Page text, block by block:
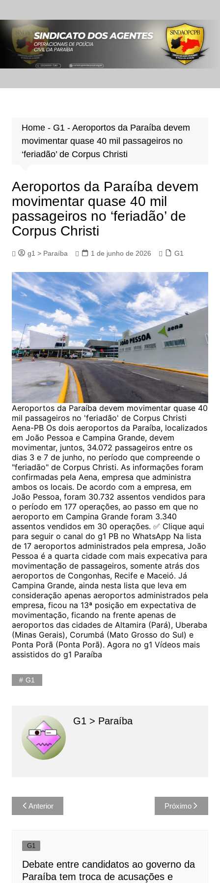
para
conteúdo
Home- G1 - Aeroportos da Paraíba devem
movimentar quase 40 mil passageiros no
‘feriadão’ de Corpus Christi
Aeroportos da Paraíba devem
movimentar quase 40 mil
passageiros no ‘feriadão’ de
Corpus Christi
g1 > Paraíba 1 de junho de 2026 G1
Aeroportos da Paraíba devem movimentar quase 40
mil passageiros no 'feriadão' de Corpus Christi
Aena-PB Os dois aeroportos da Paraíba, localizados
em João Pessoa e Campina Grande, devem
movimentar, juntos, 34.072 passageiros entre os
dias 3 e 7 de junho, no período que compreende o
"feriadão" de Corpus Christi. As informações foram
confirmadas pela Aena, empresa que administra
ambos os locais. De acordo com a empresa, em
João Pessoa, foram 30.732 assentos vendidos para
o período em 177 operações, ao passo em que no
aeroporto em Campina Grande foram 3.340
assentos vendidos em 30 operações. ✅ Clique aqui
para seguir o canal do g1 PB no WhatsApp Na lista
de 17 aeroportos administrados pela empresa, João
Pessoa é a quarta cidade com mais expecativa para
movimentação de passageiros, somente atrás dos
aeroportos de Congonhas, Recife e Maceió. Já
Campina Grande, ainda nesta lista que leva em
consideração apenas aeroportos administrados pela
empresa, ficou na 13ª posição em expectativa de
movimentação, ficando na frente apenas de
aeroportos das cidades de Altamira (Pará), Uberaba
(Minas Gerais), Corumbá (Mato Grosso do Sul) e
Ponta Porã (Ponta Porã). Agora no g1 Vídeos mais
assistidos do g1 Paraíba
G1
G1 > Paraíba
Navegação
de
Anterior Próximo
G1
Debate entre candidatos ao governo da
Paraíba tem troca de acusações e